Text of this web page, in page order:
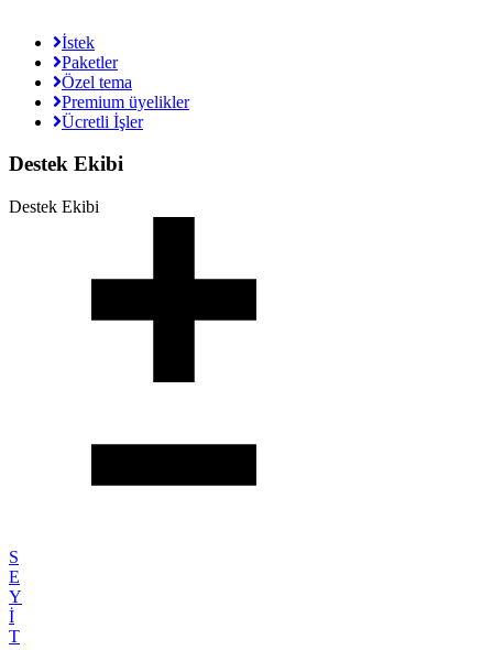
İstek
Paketler
Özel tema
Premium üyelikler
Ücretli İşler
Destek Ekibi
Destek Ekibi
S
E
Y
İ
T